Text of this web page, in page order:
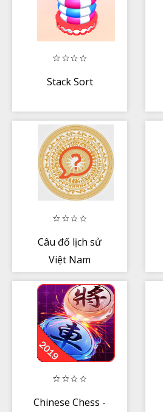
Stack Sort
Câu đố lịch sử
Việt Nam
Chinese Chess -